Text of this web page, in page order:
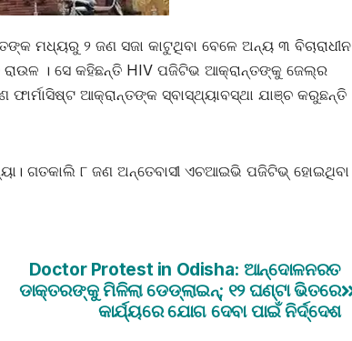
ମଧ୍ୟରୁ ୨ ଜଣ ସଜା କାଟୁଥିବା ବେଳେ ଅନ୍ୟ ୩ ବିଚାରାଧୀନ
। ସେ କହିଛନ୍ତି HIV ପଜିଟିଭ ଆକ୍ରାନ୍ତଙ୍କୁ ଜେଲ୍‌ର
ଫାର୍ମାସିଷ୍ଟ ଆକ୍ରାନ୍ତଙ୍କ ସ୍ବାସ୍ଥ୍ୟାବସ୍ଥା ଯାଞ୍ଚ କରୁଛନ୍ତି
ଗତକାଲି ୮ ଜଣ ଅନ୍ତେବାସୀ ଏଚଆଇଭି ପଜିଟିଭ୍ ହୋଇଥିବା
Doctor Protest in Odisha: ଆନ୍ଦୋଳନରତ
ଡାକ୍ତରଙ୍କୁ ମିଳିଲା ଡେଡ୍‌ଲାଇନ୍‌; ୧୨ ଘଣ୍ଟା ଭିତରେ
କାର୍ଯ୍ୟରେ ଯୋଗ ଦେବା ପାଇଁ ନିର୍ଦ୍ଦେଶ